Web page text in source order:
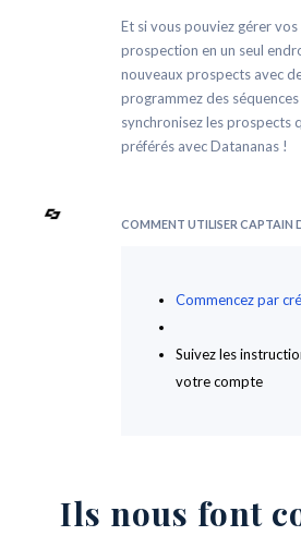
Et si vous pouviez gérer
prospection en un seul
nouveaux prospects avec
programmez des
synchronisez les prospects
préférés avec Datananas !
COMMENT UTILISER CAPTAIN
Commencez par
Suivez les
votre compte
Ils nous font